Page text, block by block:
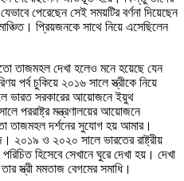
পেরেছেন সেই সময়টির বর্ণনা দিয়েছেন
প্রিয়জনকে সাথে নিয়ে এসেছিলেন
তাজমহল দেখা হলেও মনে হয়েছে যেন
পর্ব চুকিয়ে ২০১৬ সালে স্ত্রীকে নিয়ে
ভারত সরকারের আয়োজনে ইয়ুথ
পররাষ্ট্র মন্ত্রণালয়ের আয়োজনে
তাজমহল দর্শনের সুযোগ হয় আমার।
২০১৯ ও ২০২০ সালে ভারতের রাষ্ট্রীয়
হিসেবে সেখানে ঘুরে দেখা হয়। দেখা
স্ত্রী মমতাজ বেগমের সমাধি।